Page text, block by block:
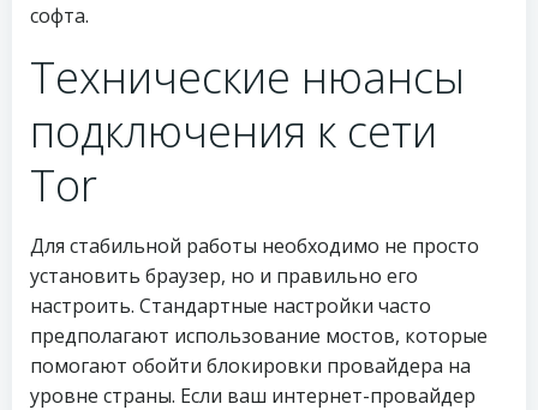
софта.
Технические нюансы
подключения к сети
Tor
Для стабильной работы необходимо не просто
установить браузер, но и правильно его
настроить. Стандартные настройки часто
предполагают использование мостов, которые
помогают обойти блокировки провайдера на
уровне страны. Если ваш интернет-провайдер